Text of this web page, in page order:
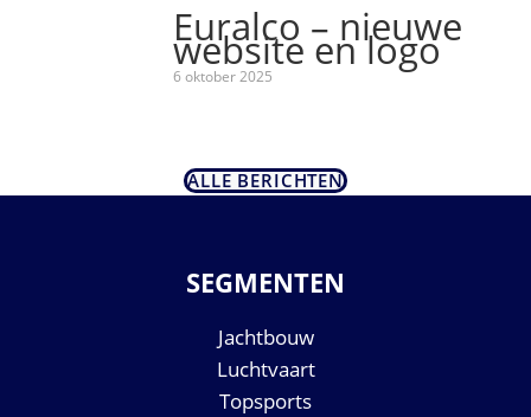
Euralco – nieuwe
website en logo
6 oktober 2025
ALLE BERICHTEN
SEGMENTEN
Jachtbouw
Luchtvaart
Topsports